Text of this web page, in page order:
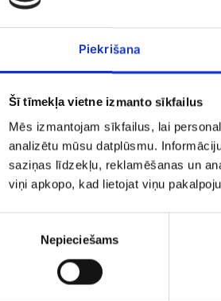
Piekrišana
Šī tīmekļa vietne izmanto sīkfailus
Mēs izmantojam sīkfailus, lai
analizētu mūsu datplūsmu.
saziņas līdzekļu, reklamēšanas un
viņi apkopo, kad lietojat viņu
Nepieciešams
cm) pušķis Rožu pušķis